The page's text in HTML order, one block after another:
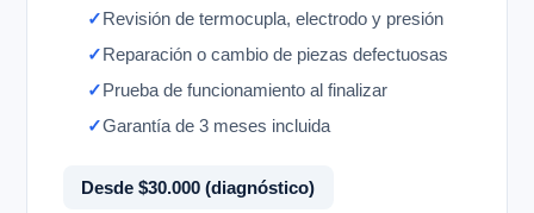
Revisión de termocupla, electrodo y presión
Reparación o cambio de piezas defectuosas
Prueba de funcionamiento al finalizar
Garantía de 3 meses incluida
Desde $30.000 (diagnóstico)